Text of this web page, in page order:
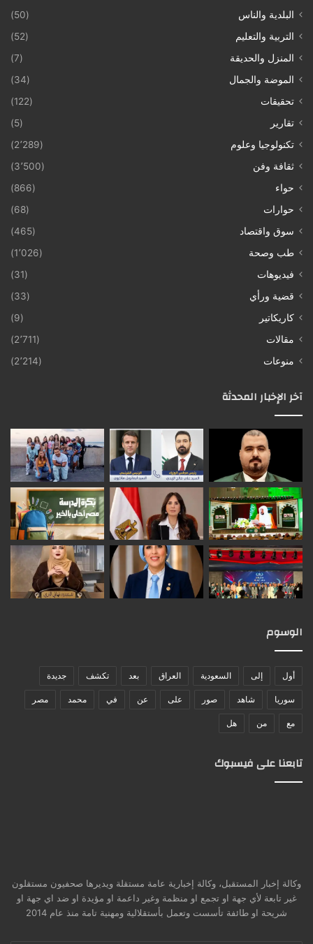
البلدية والناس
(50)
التربية والتعليم
(52)
المنزل والحديقة
(7)
الموضة والجمال
(34)
تحقيقات
(122)
تقارير
(5)
تكنولوجيا وعلوم
(2٬289)
ثقافة وفن
(3٬500)
حواء
(866)
حوارات
(68)
سوق واقتصاد
(465)
طب وصحة
(1٬026)
فيديوهات
(31)
قضية ورأي
(33)
كاريكاتير
(9)
مقالات
(2٬711)
منوعات
(2٬214)
آخر الإخبار المحدثة
الوسوم
أول إلى السعودية العراق بعد تكشف جديدة
سوريا شاهد صور على عن في محمد مصر
مع من هل
تابعنا على فيسبوك
وكالة إخبار المستقبل، وكالة إخبارية عامة مستقلة ويديرها صحفيون مستقلون
غير تابعة لأي جهة او تجمع او منظمة وغير داعمة او مؤيدة او ضد اي جهة او
شريحة او طائفة تأسست وتعمل بأستقلالية ومهنية تامة منذ عام 2014